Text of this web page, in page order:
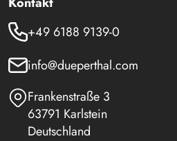
+49 6188 9139-0
info@dueperthal.com
Frankenstraße 3
63791 Karlstein
Deutschland